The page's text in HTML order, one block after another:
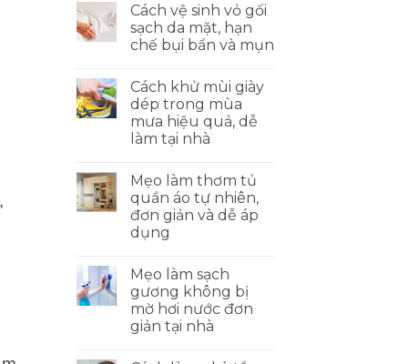
Cách vệ sinh vỏ gối
sạch da mặt, hạn
chế bụi bẩn và mụn
Cách khử mùi giày
dép trong mùa
mưa hiệu quả, dễ
làm tại nhà
Mẹo làm thơm tủ
quần áo tự nhiên,
đơn giản và dễ áp
dụng
Mẹo làm sạch
gương không bị
mờ hơi nước đơn
giản tại nhà